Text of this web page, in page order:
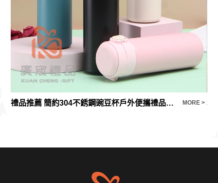
禮品推薦 簡約304不銹鋼豌豆杯戶外便攜禮品水杯 MORE >